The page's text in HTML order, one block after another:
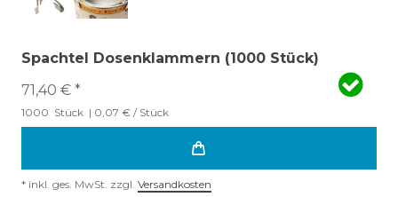
Spachtel Dosenklammern (1000 Stück)
71,40 € *
1000 Stück | 0,07 € / Stück
* inkl. ges. MwSt. zzgl. Versandkosten